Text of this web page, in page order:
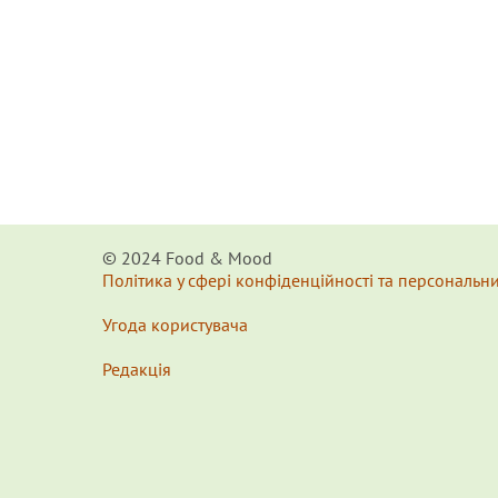
© 2024 Food & Мood
Політика у сфері конфіденційності та
Угода користувача
Редакція